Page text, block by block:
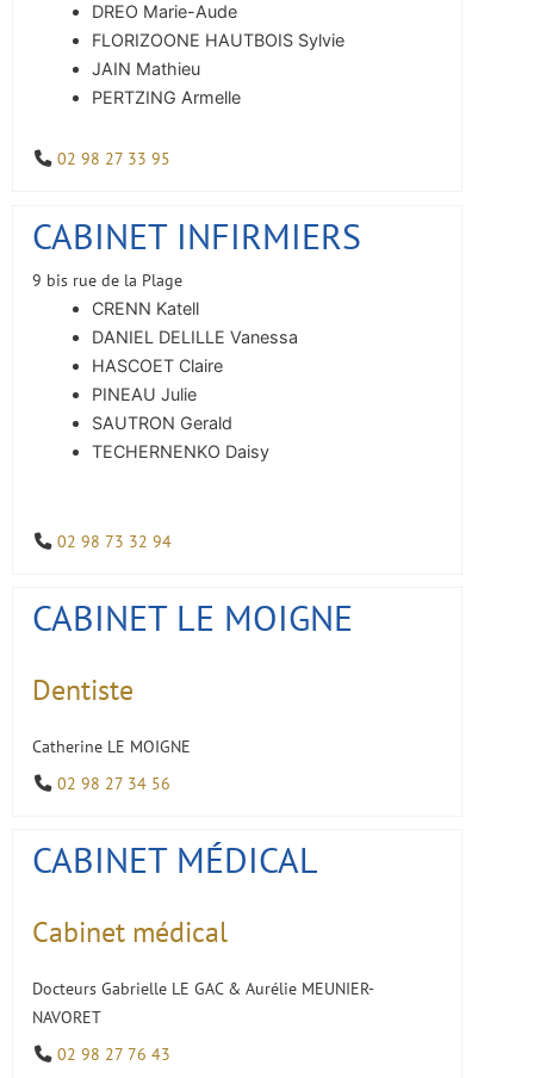
DREO Marie-Aude
FLORIZOONE HAUTBOIS Sylvie
JAIN Mathieu
PERTZING Armelle
02 98 27 33 95
CABINET INFIRMIERS
9 bis rue de la Plage
CRENN Katell
DANIEL DELILLE Vanessa
HASCOET Claire
PINEAU Julie
SAUTRON Gerald
TECHERNENKO Daisy
02 98 73 32 94
CABINET LE MOIGNE
Dentiste
Catherine LE MOIGNE
02 98 27 34 56
CABINET MÉDICAL
Cabinet médical
Docteurs Gabrielle LE GAC & Aurélie MEUNIER-
NAVORET
02 98 27 76 43